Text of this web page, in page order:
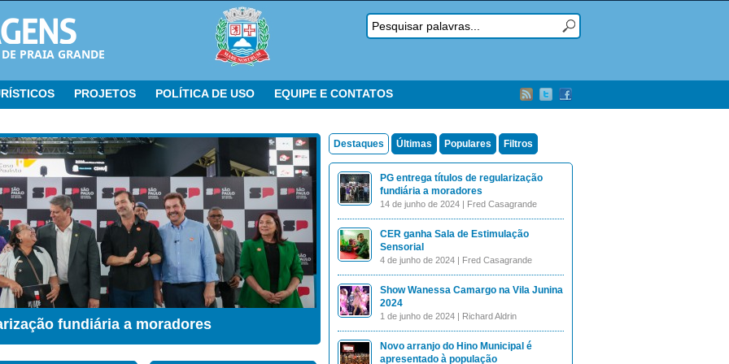
PRAIA GRANDE
PROJETOS POLÍTICA DE USO EQUIPE E CONTATOS
fundiária a moradores
Sensorial
Destaques Últimas Populares Filtros
PG entrega títulos de regularização
fundiária a moradores
14 de junho de 2024 | Fred Casagrande
CER ganha Sala de Estimulação
Sensorial
4 de junho de 2024 | Fred Casagrande
Show Wanessa Camargo na Vila Junina
2024
1 de junho de 2024 | Richard Aldrin
Novo arranjo do Hino Municipal é
apresentado à população